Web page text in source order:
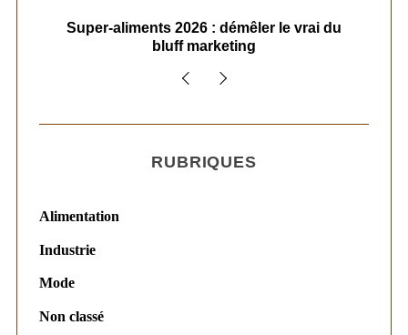
Super-aliments 2026 : démêler le vrai du
bluff marketing
RUBRIQUES
Alimentation
Industrie
Mode
Non classé